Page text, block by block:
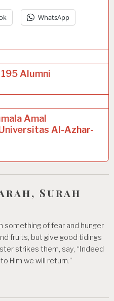
WhatsApp
Alumni
Amal
Al-Azhar-
Surah
something of fear and hunger
fruits, but give good tidings
strikes them, say, “Indeed
Him we will return.”